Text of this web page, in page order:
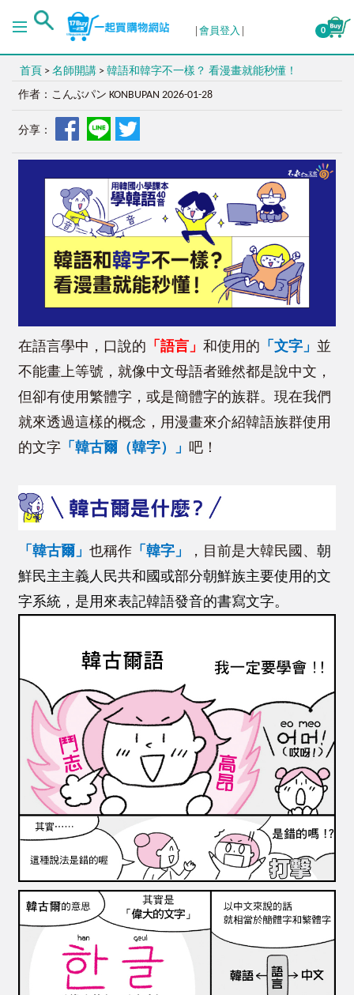
會員登入 0
首頁 > 名師開講 > 韓語和韓字不一樣？ 看漫畫就能秒懂！
作者：こんぶパン KONBUPAN 2026-01-28
分享：
在語言學中，口說的 「 語言 」 和使用的 「 文字 」 並
不能畫上等號，就像中文母語者雖然都是說中文，
但卻有使用繁體字，或是簡體字的族群。現在我們
就來透過這樣的概念，用漫畫來介紹韓語族群使用
的文字 「韓古爾（韓字） 」 吧！
「韓古爾 」 也稱作 「 韓字 」 ，目前是大韓民國、 朝
鮮民主主義人民共和國或部分朝鮮族主要使用的文
字系統，是用來表記韓語發音的書寫文字。